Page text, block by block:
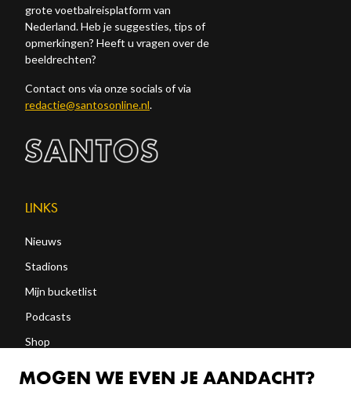
grote voetbalreisplatform van
Nederland. Heb je suggesties, tips of
opmerkingen? Heeft u vragen over de
beeldrechten?
Contact ons via onze socials of via
redactie@santosonline.nl.
LINKS
Nieuws
Stadions
Mijn bucketlist
Podcasts
Shop
MOGEN WE EVEN JE AANDACHT?